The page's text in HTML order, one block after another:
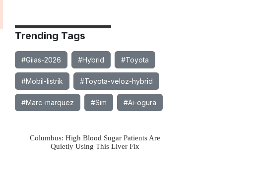
Trending Tags
#Giias-2026 #Hybrid #Toyota
#Mobil-listrik #Toyota-veloz-hybrid
#Marc-marquez #Sim #Ai-ogura